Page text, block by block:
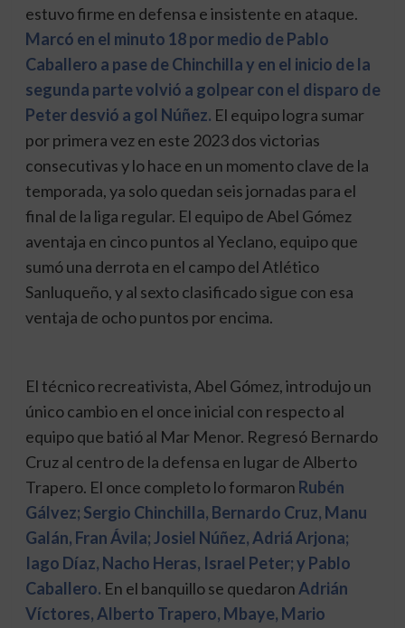
estuvo firme en defensa e insistente en ataque.
Marcó en el minuto 18 por medio de Pablo
Caballero a pase de Chinchilla y en el inicio de la
segunda parte volvió a golpear con el disparo de
Peter desvió a gol Núñez. El equipo logra sumar
por primera vez en este 2023 dos victorias
consecutivas y lo hace en un momento clave de la
temporada, ya solo quedan seis jornadas para el
final de la liga regular. El equipo de Abel Gómez
aventaja en cinco puntos al Yeclano, equipo que
sumó una derrota en el campo del Atlético
Sanluqueño, y al sexto clasificado sigue con esa
ventaja de ocho puntos por encima.
El técnico recreativista, Abel Gómez, introdujo un
único cambio en el once inicial con respecto al
equipo que batió al Mar Menor. Regresó Bernardo
Cruz al centro de la defensa en lugar de Alberto
Trapero. El once completo lo formaron Rubén
Gálvez; Sergio Chinchilla, Bernardo Cruz, Manu
Galán, Fran Ávila; Josiel Núñez, Adriá Arjona;
Iago Díaz, Nacho Heras, Israel Peter; y Pablo
Caballero. En el banquillo se quedaron Adrián
Víctores, Alberto Trapero, Mbaye, Mario